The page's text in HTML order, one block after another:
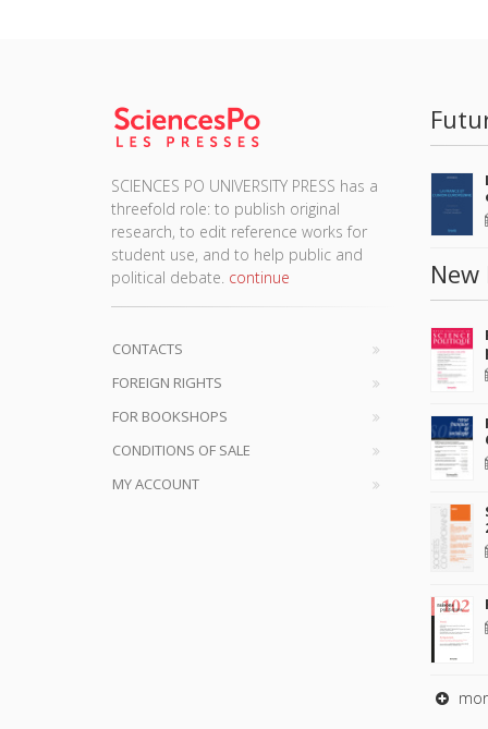
Bruno
Pablo
Kari
Claire
Tom
Anne-
Marie
Jean-
Jules
SCIENCES PO UNIVERSITY PRESS has a
threefold role: to publish original
research, to edit reference works for
student use, and to help public and
political debate. continue
CONTACTS
FOREIGN RIGHTS
FOR BOOKSHOPS
CONDITIONS OF SALE
MY ACCOUNT
New